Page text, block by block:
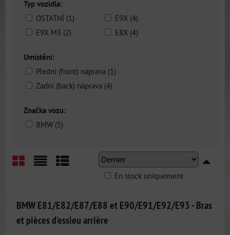
Typ vozidla:
OSTATNÍ (1)
E9X (4)
E9X M3 (2)
E8X (4)
Umístění:
Přední (front) náprava (1)
Zadní (back) náprava (4)
Značka vozu:
BMW (5)
En stock uniquement
BMW E81/E82/E87/E88 et E90/E91/E92/E93 - Bras
et pièces d'essieu arrière